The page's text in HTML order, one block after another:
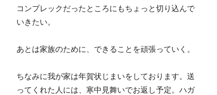
コンプレックだったところにもちょっと切り込んで
いきたい。
あとは家族のために、できることを頑張っていく。
ちなみに我が家は年賀状じまいをしております。送
ってくれた人には、寒中見舞いでお返し予定。ハガ